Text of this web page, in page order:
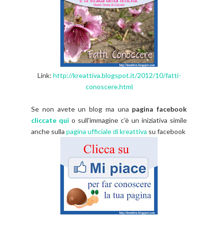
Link: http://kreattiva.blogspot.it/2012/10/fatti-
conoscere.html
Se non avete un blog ma una pagina facebook
cliccate qui o sull'immagine c'è un iniziativa simile
anche sulla pagina ufficiale di kreattiva su facebook